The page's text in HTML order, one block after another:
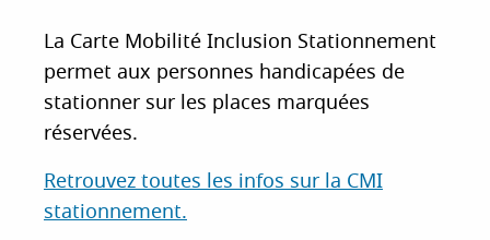
La Carte Mobilité Inclusion Stationnement
permet aux personnes handicapées de
stationner sur les places marquées
réservées.
Retrouvez toutes les infos sur la CMI
stationnement.